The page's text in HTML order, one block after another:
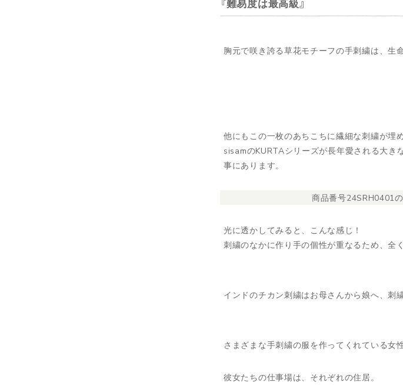
胸元で咲き誇る草花モチーフの手刺繍は、生
他にもこの一枚のあちこちに繊細な刺繍が埋
sisamのKURTAシリーズが長年愛される大き
事にあります。
商品番号24SRH0401
光に透かしてみると、こんな感じ！
刺繍のなかに作り手の個性が重なるため、全
インドのチカン刺繍はお母さんから娘へ、刺
さまざまな手刺繍の服を作ってくれている女
彼女たちの仕事場は、それぞれの住居。